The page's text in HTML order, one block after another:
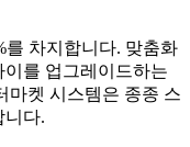
를 차지합니다. 맞춤화
를 업그레이드하는
마켓 시스템은 종종 스
니다.